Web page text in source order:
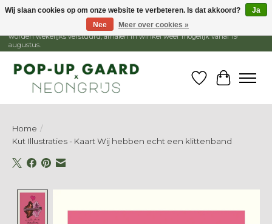
1 - 15 augustus is de winkel gesloten, webshop blijft open. Bestellingen
worden wekelijks verstuurd, afhalen in winkel weer mogelijk vanaf 19
augustus.
Verlanglijst
Home /
Kut Illustraties - Kaart Wij hebben echt een klittenband
Wij slaan cookies op om onze website te verbeteren. Is dat akkoord?
Ja
Nee
Meer over cookies »